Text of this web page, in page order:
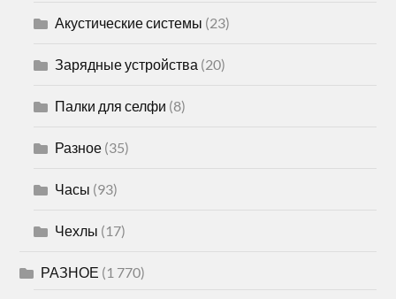
Акустические системы (23)
Зарядные устройства (20)
Палки для селфи (8)
Разное (35)
Часы (93)
Чехлы (17)
РАЗНОЕ (1 770)